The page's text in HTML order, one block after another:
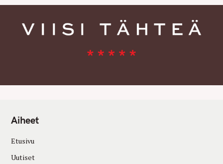
Aiheet
Etusivu
Uutiset